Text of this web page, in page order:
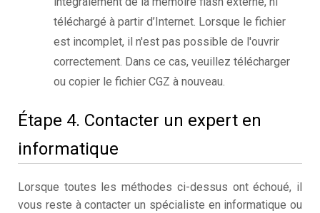
téléchargé à partir d’Internet. Lorsque le fichier
est incomplet, il n'est pas possible de l'ouvrir
correctement. Dans ce cas, veuillez télécharger
ou copier le fichier CGZ à nouveau.
Étape 4. Contacter un expert en
informatique
Lorsque toutes les méthodes ci-dessus ont échoué, il
vous reste à contacter un spécialiste en informatique ou